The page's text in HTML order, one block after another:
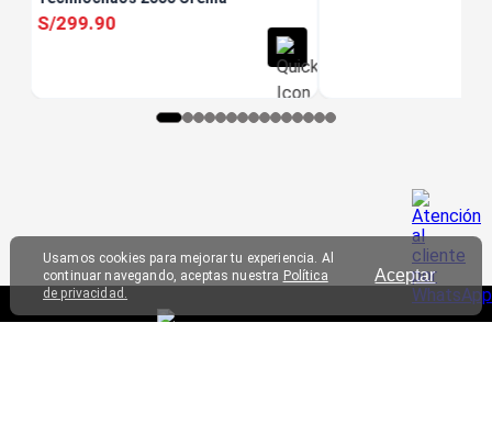
Aceptar
Usamos cookies para mejorar tu experiencia. Al
continuar navegando, aceptas nuestra Política
de privacidad.
S/299.90